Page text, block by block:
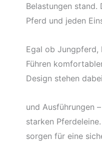
Belastungen stand.
Pferd und jeden
Egal ob Jungpferd,
Führen
Design stehen
und Ausführungen
starken
sorgen für eine